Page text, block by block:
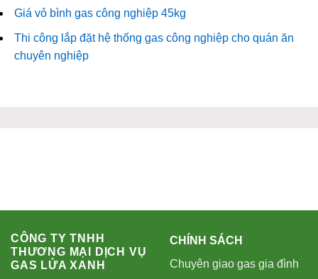
Giá vỏ bình gas công nghiệp 45kg
Thi công lắp đặt hệ thống gas công nghiệp cho quán ăn
chuyên nghiệp
CÔNG TY TNHH
THƯƠNG MẠI DỊCH VỤ
GAS LỬA XANH
CHÍNH SÁCH
Chuyên giao gas gia đình